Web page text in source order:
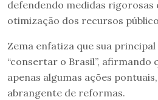
defendendo medidas
otimização dos recursos
Zema enfatiza que sua
“consertar o Brasil”, afirmando
apenas algumas ações
abrangente de reformas.